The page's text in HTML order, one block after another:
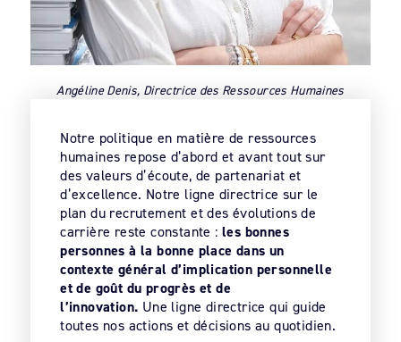
Angéline Denis, Directrice des Ressources Humaines
Notre politique en matière de ressources
humaines repose d’abord et avant tout sur
des valeurs d’écoute, de partenariat et
d’excellence. Notre ligne directrice sur le
plan du recrutement et des évolutions de
carrière reste constante : les bonnes
personnes à la bonne place dans un
contexte général d’implication personnelle
et de goût du progrès et de
l’innovation. Une ligne directrice qui guide
toutes nos actions et décisions au quotidien.